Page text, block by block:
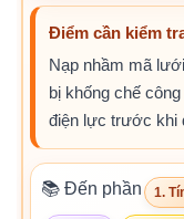
Điểm cần kiểm
Nạp nhầm mã
bị khống chế
điện lực trước khi
📚 Đến phần 1.